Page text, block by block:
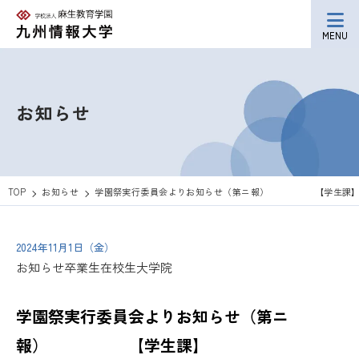
MENU
お知らせ
TOP お知らせ 学園祭実行委員会よりお知らせ（第ニ報） 【学生課
2024年11月1日（金）
お知らせ卒業生在校生大学院
学園祭実行委員会よりお知らせ（第ニ
報） 【学生課】